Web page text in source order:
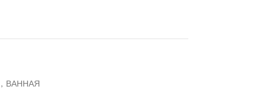
, ВАННАЯ